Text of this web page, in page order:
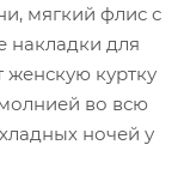
мягкий флис с
накладки для
куртку
во всю
ночей у